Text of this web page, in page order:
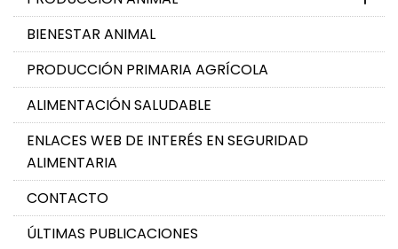
BIENESTAR ANIMAL
PRODUCCIÓN PRIMARIA AGRÍCOLA
ALIMENTACIÓN SALUDABLE
ENLACES WEB DE INTERÉS EN SEGURIDAD
ALIMENTARIA
CONTACTO
ÚLTIMAS PUBLICACIONES